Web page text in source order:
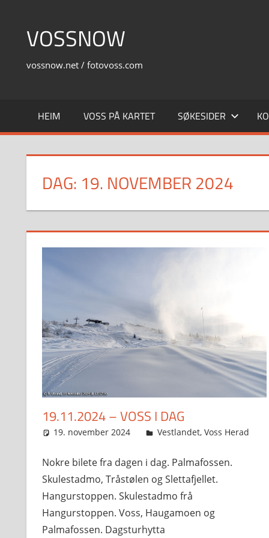
contentVOSSNOW
vossnow.net / fotovoss.com
HEIM VOSS PÅ KARTET SØKESIDER
DAG: 19. NOVEMBER 2024
19.11.2024 – VOSS I DAG
19. november 2024 Svein
Vestlandet, Voss Herad
Nokre bilete fra dagen i dag. Palmafossen.
Skulestadmo, Tråstølen og Slettafjellet.
Hangurstoppen. Skulestadmo frå
Hangurstoppen. Voss, Haugamoen og
Palmafossen. Dagsturhytta